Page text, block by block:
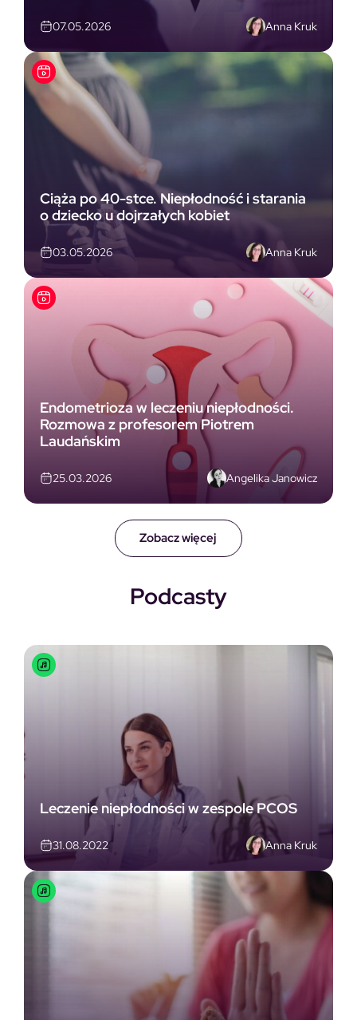
Zobacz więcej
07.05.2026 Anna Kruk
Ciąża po 40-stce. Niepłodność i starania
o dziecko u dojrzałych kobiet
03.05.2026 Anna Kruk
Endometrioza w leczeniu niepłodności.
Rozmowa z profesorem Piotrem
Laudańskim
25.03.2026 Angelika Janowicz
Podcasty
Leczenie niepłodności w zespole PCOS
31.08.2022 Anna Kruk